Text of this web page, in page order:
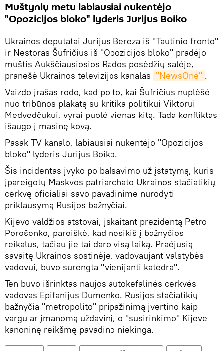
Muštynių metu labiausiai nukentėjo
"Opozicijos bloko" lyderis Jurijus Boiko
Ukrainos deputatai Jurijus Bereza iš "Tautinio fronto"
ir Nestoras Šufričius iš "Opozicijos bloko" pradėjo
muštis Aukščiausiosios Rados posėdžių salėje,
pranešė Ukrainos televizijos kanalas "NewsOne" .
Vaizdo įrašas rodo, kad po to, kai Šufričius nuplėšė
nuo tribūnos plakatą su kritika politikui Viktorui
Medvedčukui, vyrai puolė vienas kitą. Tada konfliktas
išaugo į masinę kovą.
Pasak TV kanalo, labiausiai nukentėjo "Opozicijos
bloko" lyderis Jurijus Boiko.
Šis incidentas įvyko po balsavimo už įstatymą, kuris
įpareigotų Maskvos patriarchato Ukrainos stačiatikių
cerkvę oficialiai savo pavadinime nurodyti
priklausymą Rusijos bažnyčiai.
Kijevo valdžios atstovai, įskaitant prezidentą Petro
Porošenko, pareiškė, kad nesikiš į bažnyčios
reikalus, tačiau jie tai daro visą laiką. Praėjusią
savaitę Ukrainos sostinėje, vadovaujant valstybės
vadovui, buvo surengta "vienijanti katedra".
Ten buvo išrinktas naujos autokefalinės cerkvės
vadovas Epifanijus Dumenko. Rusijos stačiatikių
bažnyčia "metropolito" pripažinimą įvertino kaip
vargu ar įmanomą uždavinį, o "susirinkimo" Kijeve
kanoninę reikšmę pavadino niekinga.